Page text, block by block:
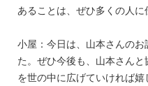
あることは、ぜひ多くの人に
小屋：今日は、山本さんの
た。ぜひ今後も、山本さんと
を世の中に広げていければ